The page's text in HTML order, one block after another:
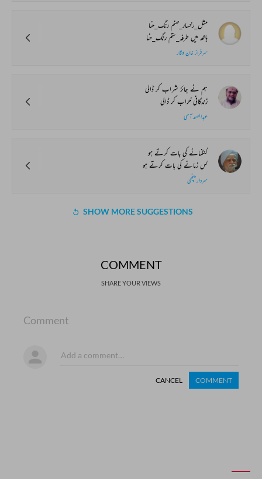
مثل_رخسار_صنم رنگ_حنا
ہاتھ میں طرفہ_ستم رنگ_حنا
سرفراز خان وقار
ہم نے جائز شراب کر ڈالی
زندگانی خراب کر ڈالی
عبدالصمد آسی
گنگنانے کی بات کرتے ہو
کس زمانے کی بات کرتے ہو
سردار پنچھی
SHOW MORE SUGGESTIONS
COMMENT
SHARE YOUR VIEWS
Comment
CANCEL COMMENT